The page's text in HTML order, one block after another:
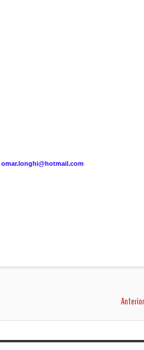
omar.longhi@hotmail.com